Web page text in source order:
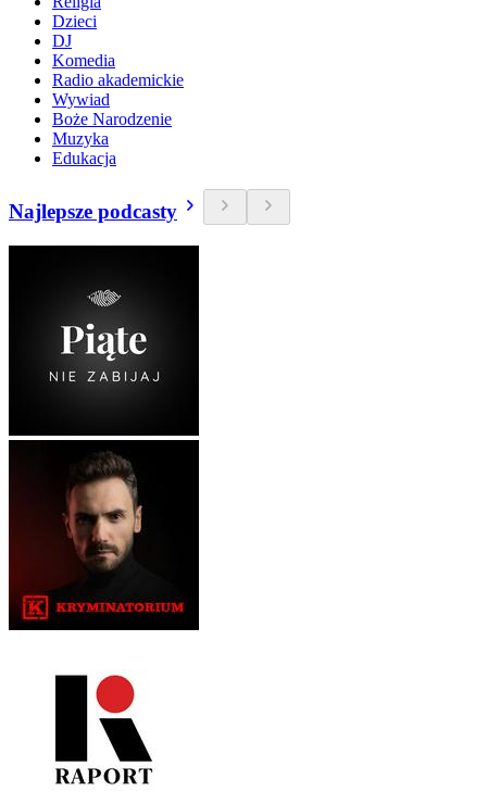
Dzieci
DJ
Komedia
Radio akademickie
Wywiad
Boże Narodzenie
Muzyka
Edukacja
Najlepsze podcasty